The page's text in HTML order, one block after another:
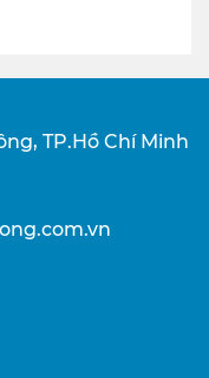
TP.Hồ Chí Minh